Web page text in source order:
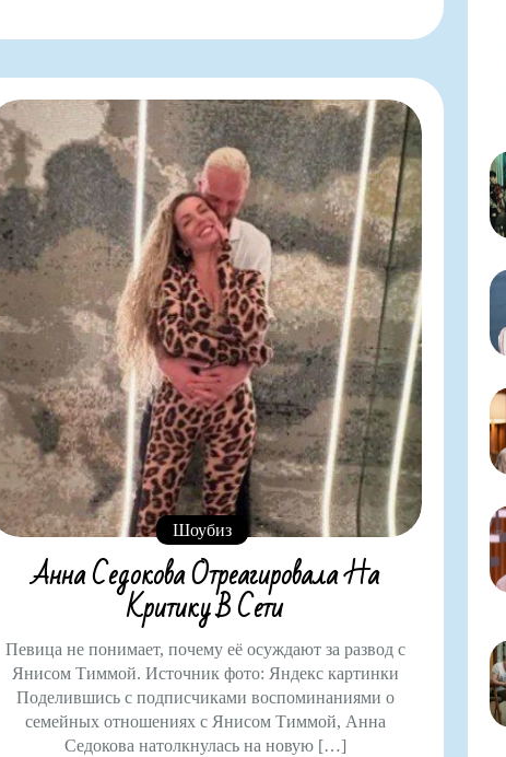
Шоубиз
Анна Седокова Отреагировала На
Критику В Сети
Певица не понимает, почему её осуждают за развод с
Янисом Тиммой. Источник фото: Яндекс картинки
Поделившись с подписчиками воспоминаниями о
семейных отношениях с Янисом Тиммой, Анна
Седокова натолкнулась на новую […]